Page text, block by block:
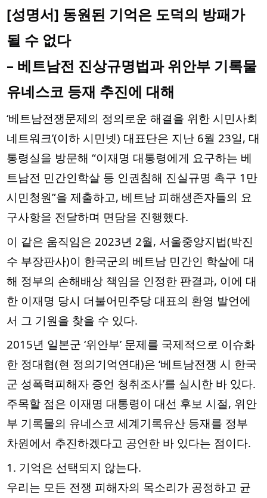
[성명서] 동원된 기억은 도덕의 방패가
될 수 없다
– 베트남전 진상규명법과 위안부 기록물
유네스코 등재 추진에 대해
‘베트남전쟁문제의 정의로운 해결을 위한 시민사회
네트워크’(이하 시민넷) 대표단은 지난 6월 23일, 대
통령실을 방문해 “이재명 대통령에게 요구하는 베
트남전 민간인학살 등 인권침해 진실규명 촉구 1만
시민청원”을 제출하고, 베트남 피해생존자들의 요
구사항을 전달하며 면담을 진행했다.
이 같은 움직임은 2023년 2월, 서울중앙지법(박진
수 부장판사)이 한국군의 베트남 민간인 학살에 대
해 정부의 손해배상 책임을 인정한 판결과, 이에 대
한 이재명 당시 더불어민주당 대표의 환영 발언에
서 그 기원을 찾을 수 있다.
2015년 일본군 ‘위안부’ 문제를 국제적으로 이슈화
한 정대협(현 정의기억연대)은 ‘베트남전쟁 시 한국
군 성폭력피해자 증언 청취조사’를 실시한 바 있다.
주목할 점은 이재명 대통령이 대선 후보 시절, 위안
부 기록물의 유네스코 세계기록유산 등재를 정부
차원에서 추진하겠다고 공언한 바 있다는 점이다.
1. 기억은 선택되지 않는다.
우리는 모든 전쟁 피해자의 목소리가 공정하고 균